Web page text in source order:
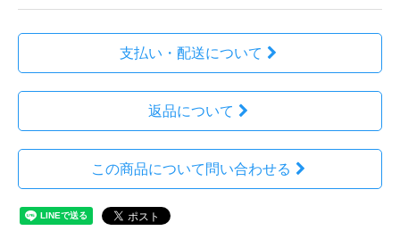
支払い・配送について
返品について
この商品について問い合わせる